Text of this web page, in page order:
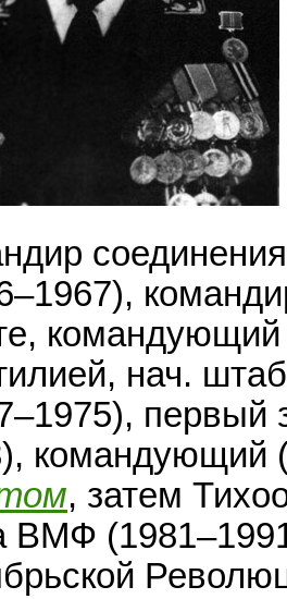
командующий
нач.
первый
командующий
, затем
ВМФ